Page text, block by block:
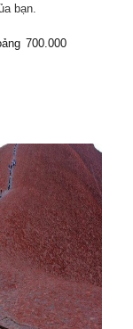
bạn.
700.000